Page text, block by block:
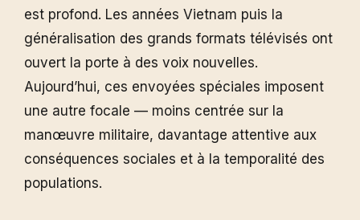
est profond. Les années Vietnam puis la
généralisation des grands formats télévisés ont
ouvert la porte à des voix nouvelles.
Aujourd’hui, ces envoyées spéciales imposent
une autre focale — moins centrée sur la
manœuvre militaire, davantage attentive aux
conséquences sociales et à la temporalité des
populations.